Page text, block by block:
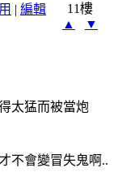
| 編輯
11樓
▲
▼
太猛而被當炮
不會變冒失鬼啊..